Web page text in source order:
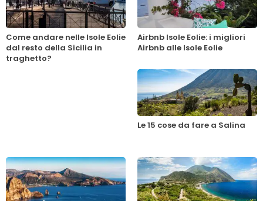
Come andare nelle Isole Eolie
dal resto della Sicilia in
traghetto?
Airbnb Isole Eolie: i migliori
Airbnb alle Isole Eolie
Le 15 cose da fare a Salina